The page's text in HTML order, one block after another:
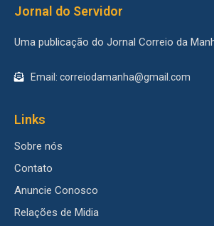
Jornal do Servidor
Uma publicação do Jornal Correio da
Email: correiodamanha@gmail.com
Links
Sobre nós
Contato
Anuncie Conosco
Relações de Midia